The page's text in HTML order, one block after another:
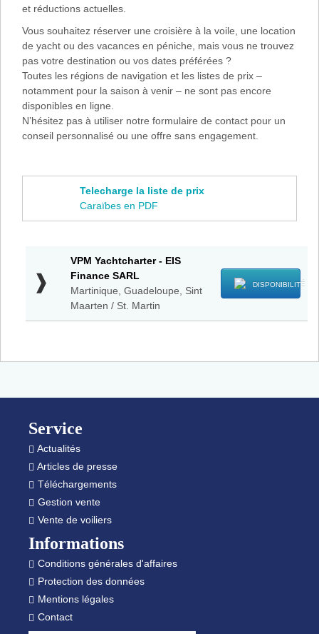
et réductions actuelles.
Vous souhaitez réserver une croisière à la voile, une location
de yacht ou des vacances en péniche, mais vous ne trouvez
pas votre destination ou vos dates préférées ?
Toutes les régions de navigation et les listes de prix –
notamment pour la saison à venir – ne sont pas encore
disponibles en ligne.
N’hésitez pas à utiliser notre formulaire de contact pour un
conseil personnalisé ou une offre sans engagement.
Telecharge la liste de prix
Caraïbes en PDF
VPM
Yachtcharter
-
EIS
Finance
Maarten
Martin
VPM Yachtcharter - EIS
Finance SARL
Martinique, Guadeloupe, Sint
Maarten / St. Martin
DISPONIBILITÉ
Service
Actualités
Articles de presse
Téléchargements
Gestion vente
Vente de voiliers
Informations
Conditions générales d'affaires
Protection des données
Mentions légales
Contact